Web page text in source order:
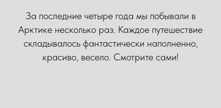
За последние четыре года мы побывали в
Арктике несколько раз. Каждое путешествие
складывалось фантастически наполненно,
красиво, весело. Смотрите сами!